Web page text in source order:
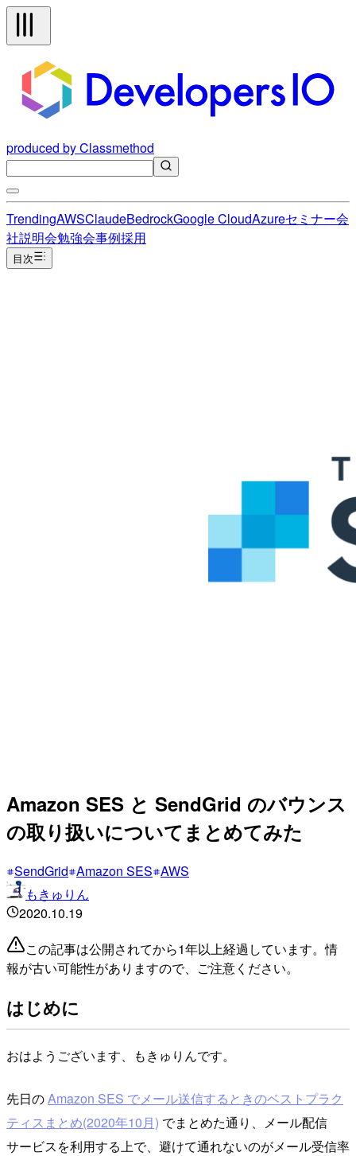
produced by Classmethod
TrendingAWSClaudeBedrockGoogle CloudAzureセミナー会
社説明会勉強会事例採用
目次
Amazon SES と SendGrid のバウンス
の取り扱いについてまとめてみた
SendGrid Amazon SES AWS
もきゅりん
2020.10.19
この記事は公開されてから1年以上経過しています。情
報が古い可能性がありますので、ご注意ください。
はじめに
おはようございます、もきゅりんです。
先日のAmazon SES でメール送信するときのベストプラク
ティスまとめ(2020年10月) でまとめた通り、メール配信
サービスを利用する上で、避けて通れないのがメール受信率